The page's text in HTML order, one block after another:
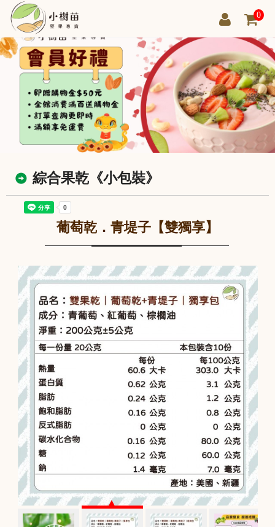
0
綜合果乾《小包裝》
葡萄乾．青堤子【雙獨享】